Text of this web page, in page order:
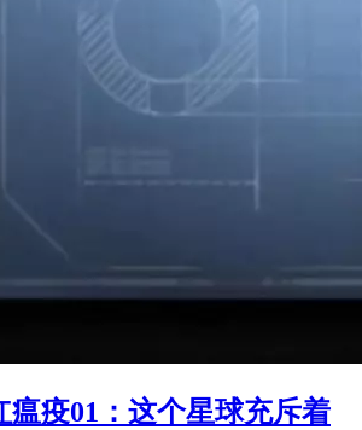
瘟疫01：这个星球充斥着